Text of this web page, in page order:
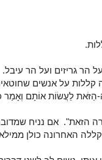
גריזים ועל הר
על אנשים
הַזֹּאת לַעֲשׂוֹת אוֹתָם
הזאת". אם נניח
האחרונה כולן